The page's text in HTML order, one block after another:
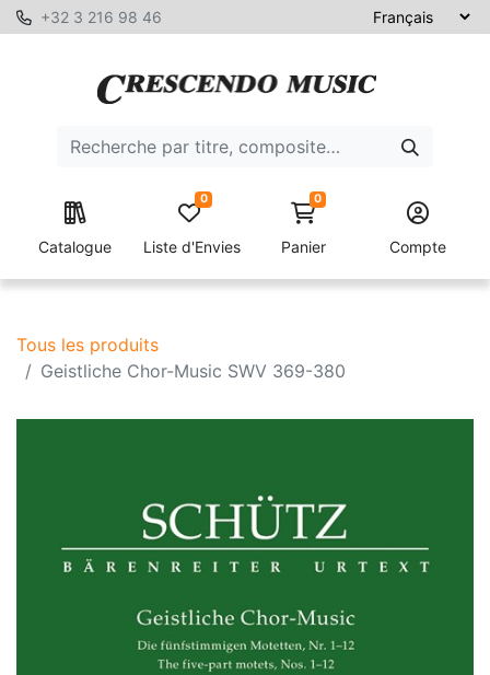
+32 3 216 98 46
Catalogue Liste d'Envies
0 0
Panier Compte
Tous les produits
Geistliche Chor-Music SWV 369-380